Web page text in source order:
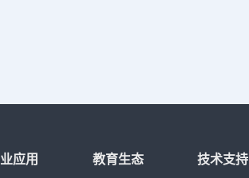
应用 教育生态 技术支持